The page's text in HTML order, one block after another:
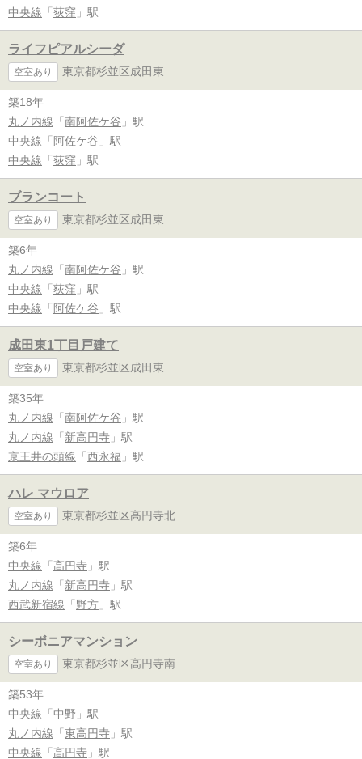
中央線 「 荻窪 」駅
ライフピアルシーダ
空室あり 東京都杉並区成田東
築18年
丸ノ内線 「 南阿佐ケ谷 」駅
中央線 「 阿佐ケ谷 」駅
中央線 「 荻窪 」駅
ブランコート
空室あり 東京都杉並区成田東
築6年
丸ノ内線 「 南阿佐ケ谷 」駅
中央線 「 荻窪 」駅
中央線 「 阿佐ケ谷 」駅
成田東1丁目戸建て
空室あり 東京都杉並区成田東
築35年
丸ノ内線 「 南阿佐ケ谷 」駅
丸ノ内線 「 新高円寺 」駅
京王井の頭線 「 西永福 」駅
ハレ マウロア
空室あり 東京都杉並区高円寺北
築6年
中央線 「 高円寺 」駅
丸ノ内線 「 新高円寺 」駅
西武新宿線 「 野方 」駅
シーボニアマンション
空室あり 東京都杉並区高円寺南
築53年
中央線 「 中野 」駅
丸ノ内線 「 東高円寺 」駅
中央線 「 高円寺 」駅